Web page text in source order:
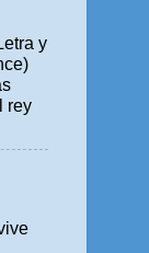
y
rey